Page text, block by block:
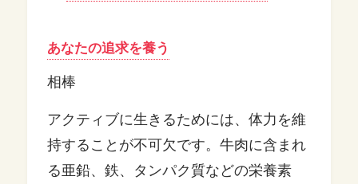
あなたの追求を養う
相棒
アクティブに生きるためには、体力を維
持することが不可欠です。牛肉に含まれ
る亜鉛、鉄、タンパク質などの栄養素